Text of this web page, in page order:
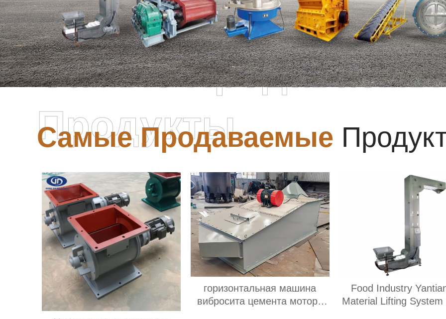
Самые Продаваемые
Самые
Продукты
горизонтальная машина
вибросита цемента мотора
Food Industry
Material Lifting System